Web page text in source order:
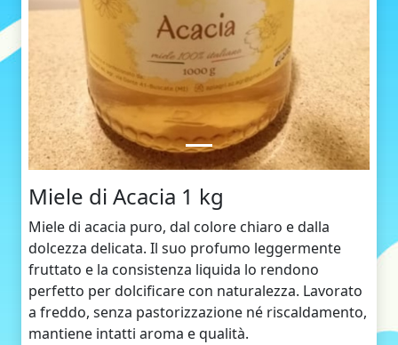
Miele di Acacia 1 kg
Miele di acacia puro, dal colore chiaro e dalla
dolcezza delicata. Il suo profumo leggermente
fruttato e la consistenza liquida lo rendono
perfetto per dolcificare con naturalezza. Lavorato
a freddo, senza pastorizzazione né riscaldamento,
mantiene intatti aroma e qualità.